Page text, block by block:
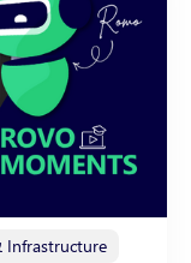
Infrastructure